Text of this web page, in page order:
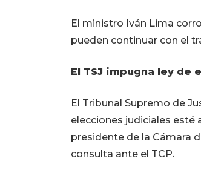
El ministro Iván Lima
pueden continuar con el
El TSJ impugna ley de
El Tribunal Supremo de
elecciones judiciales esté
presidente de la Cámara
consulta ante el TCP.